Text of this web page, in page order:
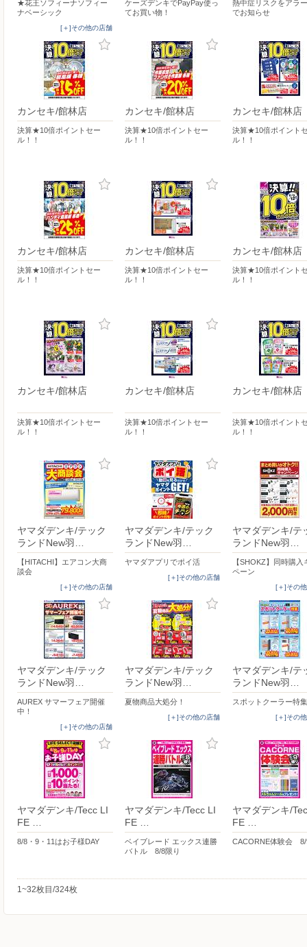
★花王ソフィーナソフィー
ナベーシック
[＋]その他の店舗
ケーズデンキでPayPay使っ
てお買い物！
熱中症リスクをアラ
でお知らせ
カンセキ/館林店
決算★10倍ポイントセー
ル！！
カンセキ/館林店
決算★10倍ポイントセー
ル！！
カンセキ/館林店
決算★10倍ポイント
ル！！
カンセキ/館林店
決算★10倍ポイントセー
ル！！
カンセキ/館林店
決算★10倍ポイントセー
ル！！
カンセキ/館林店
決算★10倍ポイント
ル！！
カンセキ/館林店
決算★10倍ポイントセー
ル！！
カンセキ/館林店
決算★10倍ポイントセー
ル！！
カンセキ/館林店
決算★10倍ポイント
ル！！
ヤマダデンキ/テック
ランドNew羽…
【HITACHI】エアコン大商
談会
[＋]その他の店舗
ヤマダデンキ/テック
ランドNew羽…
ヤマダアプリでポイ活
[＋]その他の店舗
ヤマダデンキ/テ
ランドNew羽…
【SHOKZ】同時購入
ペーン
[＋]その
ヤマダデンキ/テック
ランドNew羽…
AUREX サマーフェア開催
中！
[＋]その他の店舗
ヤマダデンキ/テック
ランドNew羽…
夏物商品大処分！
[＋]その他の店舗
ヤマダデンキ/テ
ランドNew羽…
スポットクーラー特集
[＋]その
ヤマダデンキ/Tecc LI
FE …
8/8・9・11はお子様DAY
ヤマダデンキ/Tecc LI
FE …
ベイブレード エックス連勝
バトル 8/8限り
ヤマダデンキ/
FE …
CACORNE体験会 8/
1~32枚目/324枚